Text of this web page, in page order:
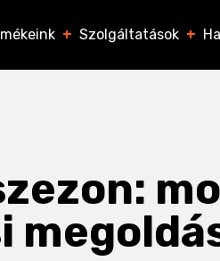
+ Szolgáltatások +